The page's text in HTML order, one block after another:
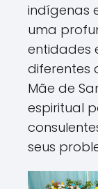
indígenas
uma
entidades
diferentes
Mãe de
espiritual
seus